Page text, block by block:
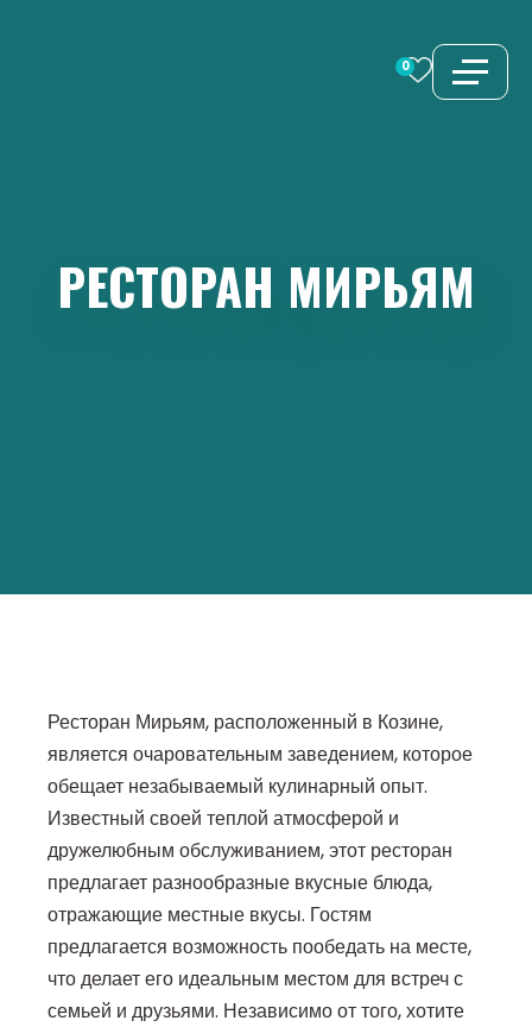
0
РЕСТОРАН МИРЬЯМ
Ресторан Мирьям, расположенный в Козине,
является очаровательным заведением, которое
обещает незабываемый кулинарный опыт.
Известный своей теплой атмосферой и
дружелюбным обслуживанием, этот ресторан
предлагает разнообразные вкусные блюда,
отражающие местные вкусы. Гостям
предлагается возможность пообедать на месте,
что делает его идеальным местом для встреч с
семьей и друзьями. Независимо от того, хотите